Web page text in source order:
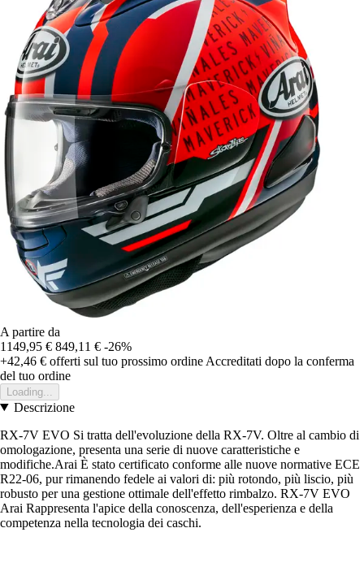
A partire da
1149,95 € 849,11 € -26%
+42,46 € offerti sul tuo prossimo ordine Accreditati dopo la conferma
del tuo ordine
Loading...
Descrizione
RX-7V EVO Si tratta dell'evoluzione della RX-7V. Oltre al cambio di
omologazione, presenta una serie di nuove caratteristiche e
modifiche.Arai È stato certificato conforme alle nuove normative ECE
R22-06, pur rimanendo fedele ai valori di: più rotondo, più liscio, più
robusto per una gestione ottimale dell'effetto rimbalzo. RX-7V EVO
Arai Rappresenta l'apice della conoscenza, dell'esperienza e della
competenza nella tecnologia dei caschi.